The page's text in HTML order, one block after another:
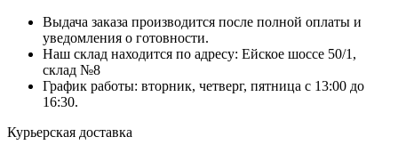
Выдача заказа производится после полной оплаты и
уведомления о готовности.
Наш склад находится по адресу: Ейское шоссе 50/1,
склад №8
График работы: вторник, четверг, пятница с 13:00 до
16:30.
Курьерская доставка